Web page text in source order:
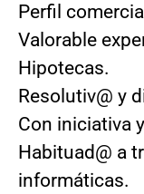
Perfil
Valorable
Hipotecas.
Resolutiv@ y
Con iniciativa
Habituad@ a
informáticas.